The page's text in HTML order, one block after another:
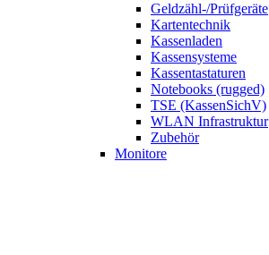
Geldzähl-/Prüfgeräte
Kartentechnik
Kassenladen
Kassensysteme
Kassentastaturen
Notebooks (rugged)
TSE (KassenSichV)
WLAN Infrastruktur
Zubehör
Monitore